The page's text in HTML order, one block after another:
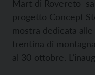
Mart di Rovereto
progetto Concept
mostra dedicata
trentina di
al 30 ottobre.